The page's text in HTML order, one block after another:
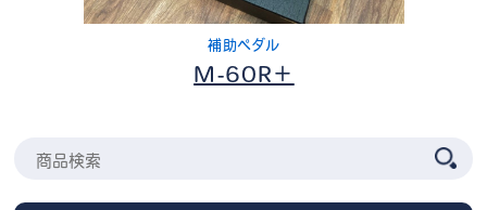
GPフロントフレームカバー
FFC-S